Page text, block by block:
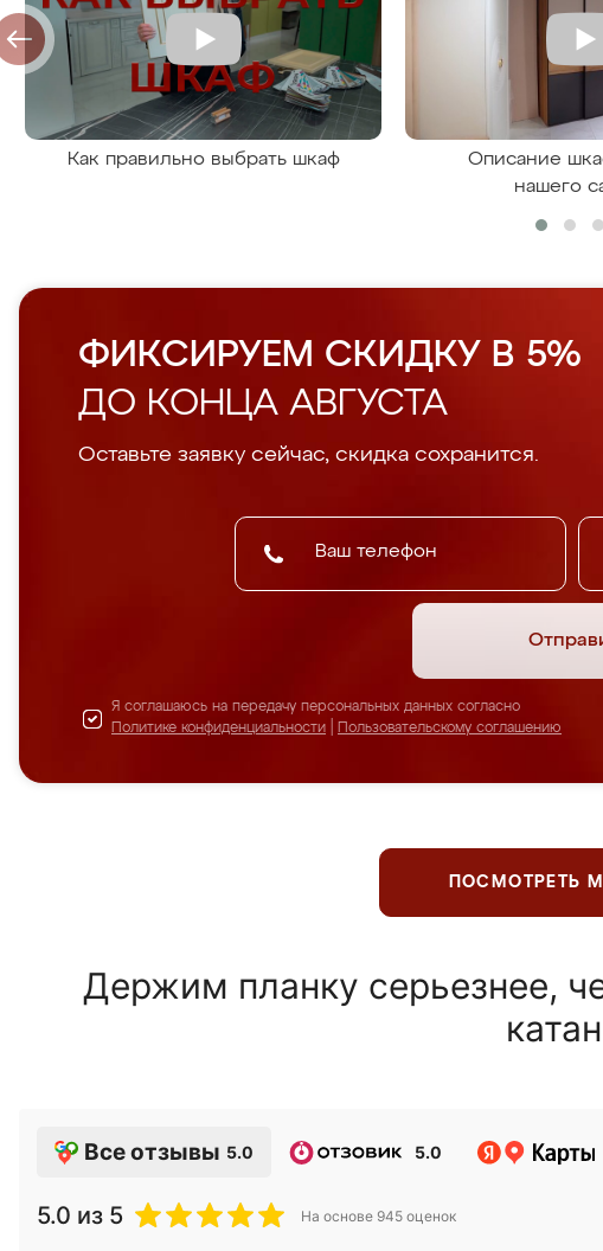
Как правильно выбрать шкаф
Описание
нашего
ФИКСИРУЕМ СКИДКУ В 5%
ДО КОНЦА АВГУСТА
Оставьте заявку сейчас, скидка сохранится.
Я соглашаюсь на передачу персональных данных согласно
Политике конфиденциальности
Пользовательскому соглашению
ПОСМОТРЕТЬ
Держим планку серьезнее,
Все отзывы 5.0 5.0
5.0 из 5 На основе 945 оценок